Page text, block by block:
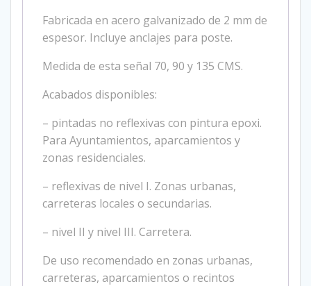
Fabricada en acero galvanizado de 2 mm de
espesor. Incluye anclajes para poste.
Medida de esta señal 70, 90 y 135 CMS.
Acabados disponibles:
– pintadas no reflexivas con pintura epoxi.
Para Ayuntamientos, aparcamientos y
zonas residenciales.
– reflexivas de nivel I. Zonas urbanas,
carreteras locales o secundarias.
– nivel II y nivel III. Carretera.
De uso recomendado en zonas urbanas,
carreteras, aparcamientos o recintos